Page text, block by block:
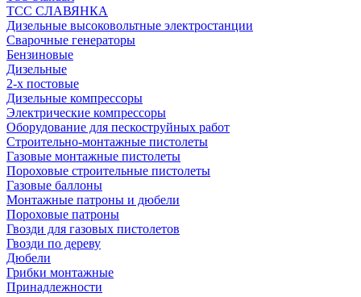
ТСС СЛАВЯНКА
Дизельные высоковольтные электростанции
Сварочные генераторы
Бензиновые
Дизельные
2-х постовые
Дизельные компрессоры
Электрические компрессоры
Оборудование для пескоструйных работ
Строительно-монтажные пистолеты
Газовые монтажные пистолеты
Пороховые строительные пистолеты
Газовые баллоны
Монтажные патроны и дюбели
Пороховые патроны
Гвозди для газовых пистолетов
Гвозди по дереву
Дюбели
Грибки монтажные
Принадлежности